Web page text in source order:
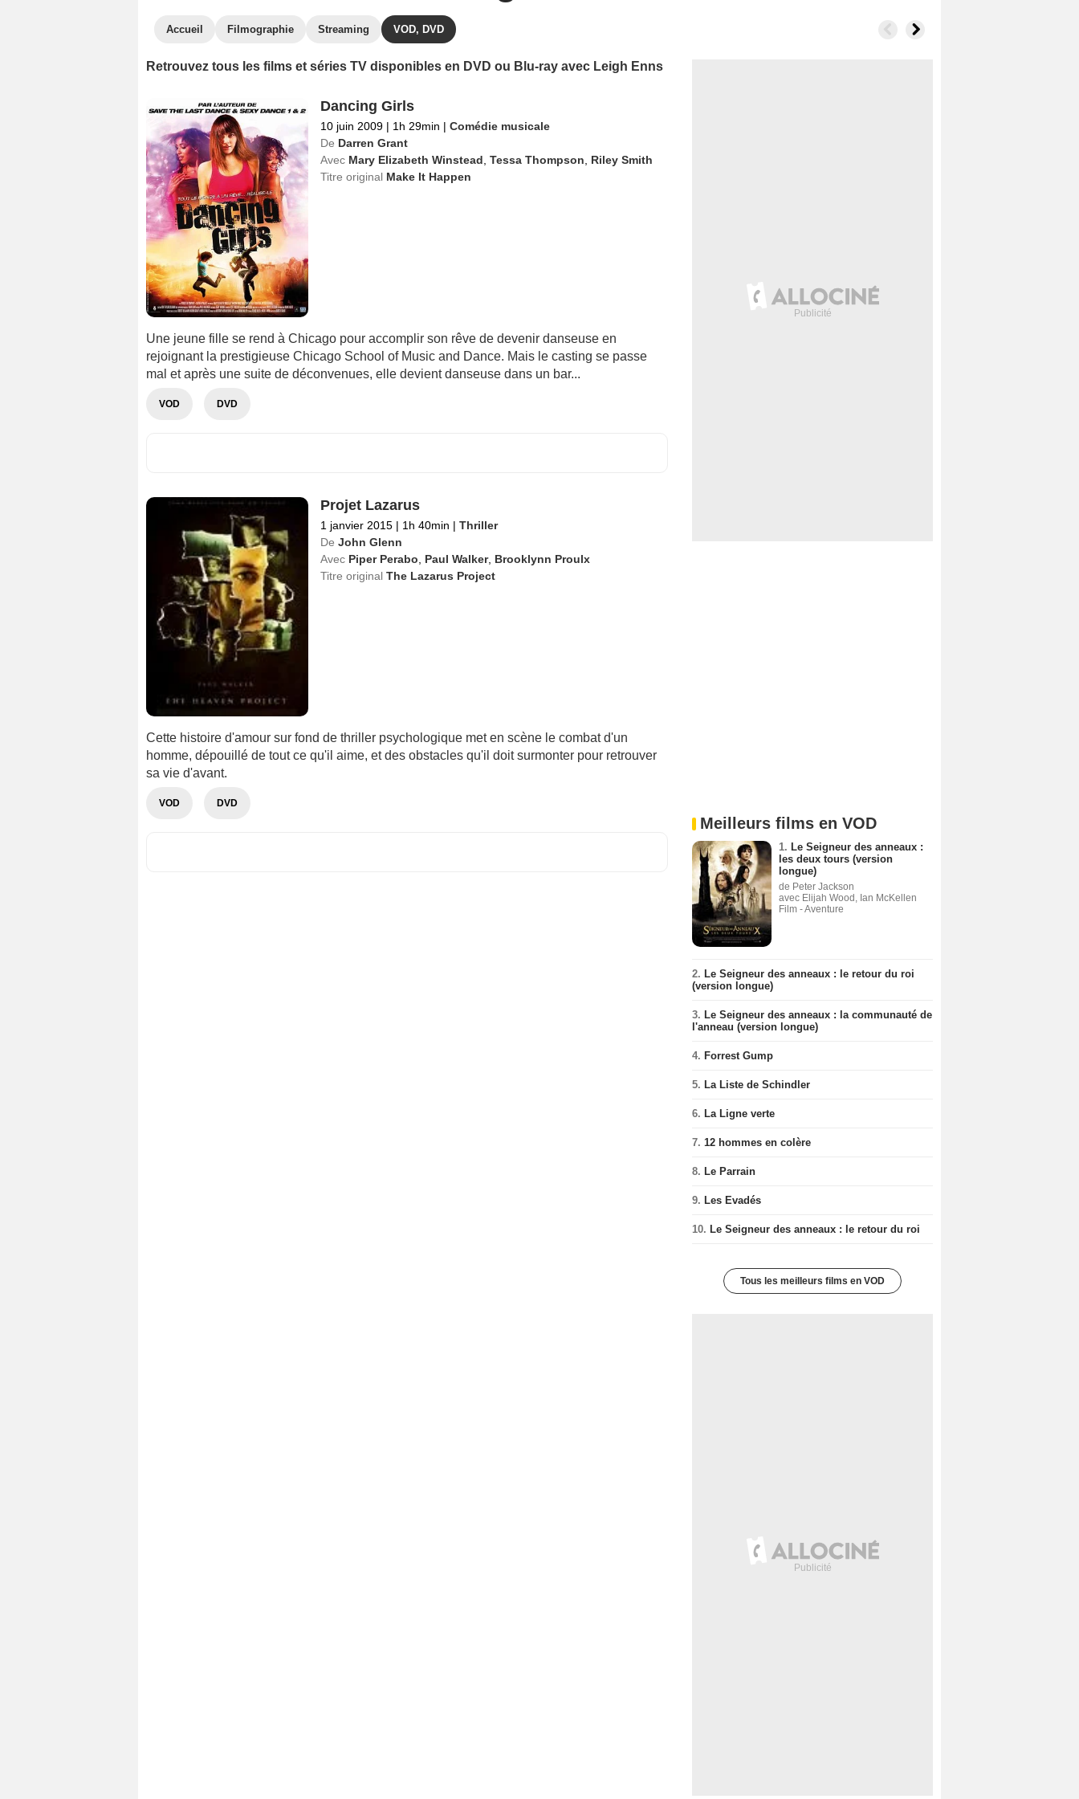
Accueil Filmographie Streaming VOD, DVD
Retrouvez tous les films et séries TV disponibles en DVD ou Blu-ray avec Leigh Enns
Dancing Girls
10 juin 2009 | 1h 29min | Comédie musicale
De Darren Grant
Avec Mary Elizabeth Winstead Tessa Thompson
Riley Smith
Titre original Make It Happen
Une jeune fille se rend à Chicago pour accomplir son rêve de devenir danseuse en
rejoignant la prestigieuse Chicago School of Music and Dance. Mais le casting se passe
mal et après une suite de déconvenues, elle devient danseuse dans un bar...
VOD DVD
Projet Lazarus
1 janvier 2015 | 1h 40min | Thriller
De John Glenn
Avec Piper Perabo Paul Walker, Brooklynn Proulx
Titre original The Lazarus Project
Cette histoire d'amour sur fond de thriller psychologique met en scène le combat d'un
homme, dépouillé de tout ce qu'il aime, et des obstacles qu'il doit surmonter pour retrouver
sa vie d'avant.
VOD DVD
Meilleurs films en VOD
1. Le Seigneur des anneaux :
les deux tours (version
longue)
de Peter Jackson
avec Elijah Wood, Ian McKellen
Film - Aventure
2. Le Seigneur des anneaux : le retour du roi
(version longue)
3. Le Seigneur des anneaux : la communauté de
l'anneau (version longue)
4. Forrest Gump
5. La Liste de Schindler
6. La Ligne verte
7. 12 hommes en colère
8. Le Parrain
9. Les Evadés
10. Le Seigneur des anneaux : le retour du roi
Tous les meilleurs films en VOD